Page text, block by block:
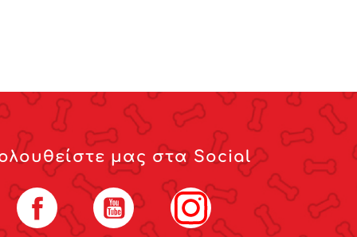
μας στα Social
Facebook YouTube Instagram